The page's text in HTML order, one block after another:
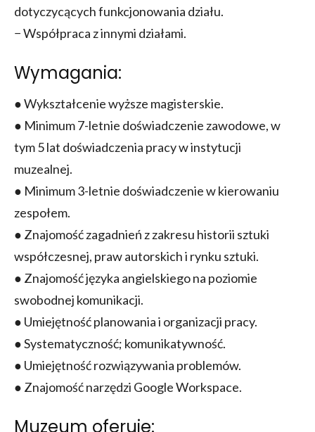
dotyczycących funkcjonowania działu.
− Współpraca z innymi działami.
Wymagania:
● Wykształcenie wyższe magisterskie.
● Minimum 7-letnie doświadczenie zawodowe, w
tym 5 lat doświadczenia pracy w instytucji
muzealnej.
● Minimum 3-letnie doświadczenie w kierowaniu
zespołem.
● Znajomość zagadnień z zakresu historii sztuki
współczesnej, praw autorskich i rynku sztuki.
● Znajomość języka angielskiego na poziomie
swobodnej komunikacji.
● Umiejętność planowania i organizacji pracy.
● Systematyczność; komunikatywność.
● Umiejętność rozwiązywania problemów.
● Znajomość narzędzi Google Workspace.
Muzeum oferuje: